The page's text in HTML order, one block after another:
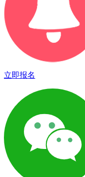
立即报名